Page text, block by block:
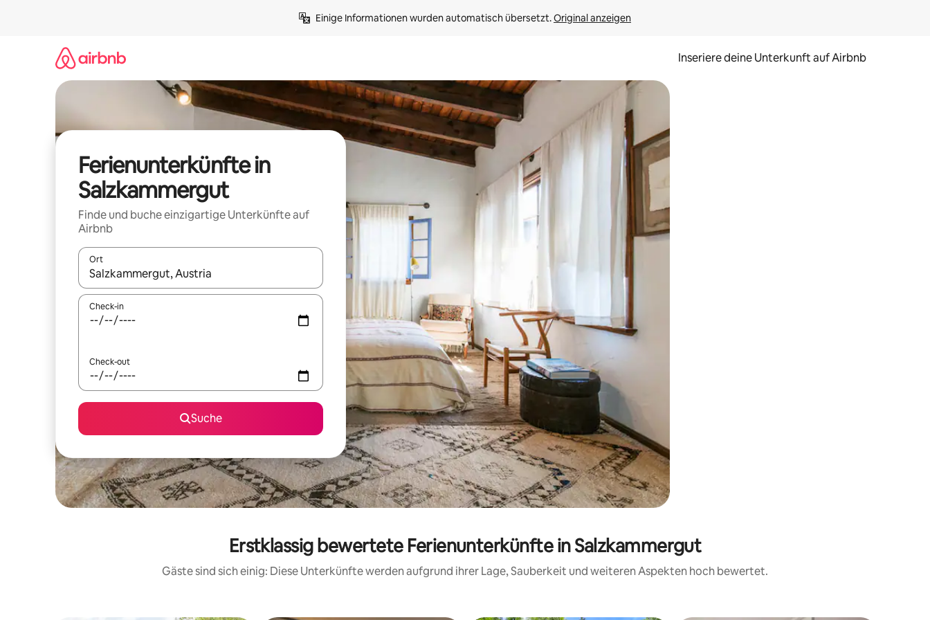
Einige Informationen wurden automatisch übersetzt. Original anzeigen
Inseriere deine Unterkunft auf Airbnb
Ferienunterkünfte in
Salzkammergut
Finde und buche einzigartige Unterkünfte auf
Airbnb
Ort
Wenn Ergebnisse verfügbar sind, navigiere mit den Pfeiltasten nach oben und unten oder erkunde die Ergebnisse durch Berühren oder Wischgesten.
Check-in
Check-out
Suche
Erstklassig bewertete Ferienunterkünfte in Salzkammergut
Gäste sind sich einig: Diese Unterkünfte werden aufgrund ihrer Lage, Sauberkeit und weiteren Aspekten hoch bewertet.